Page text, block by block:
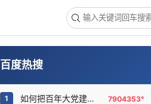
百度热搜
1 如何把百年大党建设得更加坚强有力 7904353°